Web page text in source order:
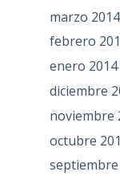
marzo 2014
febrero
enero 2014
diciembre
noviembre
octubre
septiembre